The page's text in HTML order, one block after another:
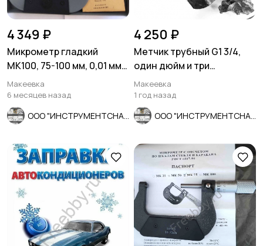
4 349 ₽
Микрометр гладкий
МК100, 75-100 мм, 0,01 мм,
ГОСТ 6507-90, СССР.
Макеевка
6 месяцев назад
4 250 ₽
Метчик трубный G1 3/4,
один дюйм и три
четверти, 9ХС, сделано в
СССР.
Макеевка
1 год назад